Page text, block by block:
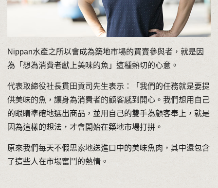
Nippan水產之所以會成為築地市場的買賣參與者，就是因
為「想為消費者獻上美味的魚」這種熱切的心意。
代表取締役社長貫田貢司先生表示：「我們的任務就是要提
供美味的魚，讓身為消費者的顧客感到開心。我們想用自己
的眼睛準確地選出商品，並用自己的雙手為顧客奉上，就是
因為這樣的想法，才會開始在築地市場打拼。
原來我們每天不假思索地送進口中的美味魚肉，其中還包含
了這些人在市場奮鬥的熱情。